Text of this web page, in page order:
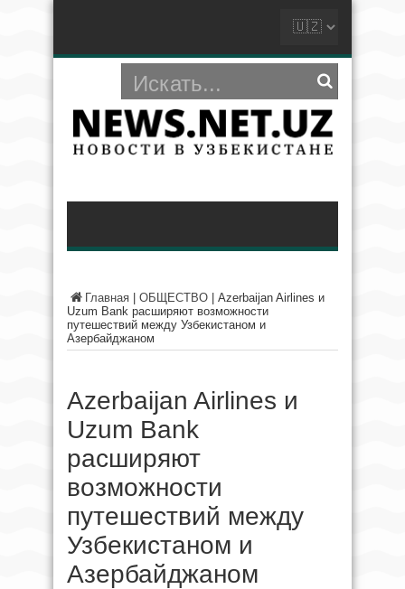
Главная ОБЩЕСТВО
Azerbaijan Airlines и
Uzum Bank расширяют возможности
путешествий между Узбекистаном и
Азербайджаном
Azerbaijan Airlines и
Uzum Bank
расширяют
возможности
путешествий между
Узбекистаном и
Азербайджаном